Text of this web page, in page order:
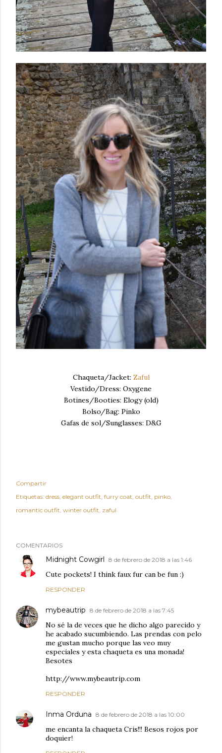
Chaqueta/Jacket: Zaful
Vestido/Dress: Oxygene
Botines/Booties: Elogy (old)
Bolso/Bag: Pinko
Gafas de sol/Sunglasses: D&G
Compartir
Etiquetas: dress elegant outfit furry coat outfit pinko
romantic outfit winter outfit zaful
COMENTARIOS
Midnight Cowgirl 8 de febrero de 2018 a las 1:46
Cute pockets! I think faux fur can be fun :)
RESPONDER
mybeautrip 8 de febrero de 2018 a las 7:45
No sé la de veces que he dicho algo parecido y
he acabado sucumbiendo. Las prendas con pelo
me gustan mucho porque las veo muy
especiales y esta chaqueta es una monada!
Besotes
http://www.mybeautrip.com
RESPONDER
Inma Orduna 8 de febrero de 2018 a las 10:00
me encanta la chaqueta Cris!!! Besos rojos por
doquier!